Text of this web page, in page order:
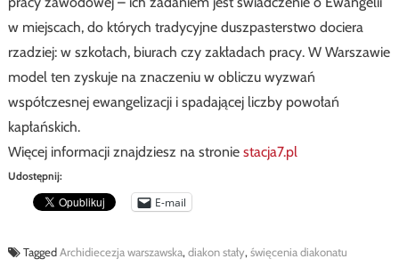
w miejscach, do których tradycyjne duszpasterstwo dociera
rzadziej: w szkołach, biurach czy zakładach pracy. W Warszawie
model ten zyskuje na znaczeniu w obliczu wyzwań
współczesnej ewangelizacji i spadającej liczby powołań
kapłańskich.
Więcej informacji znajdziesz na stronie stacja7.pl
Udostępnij:
E-mail
TaggedArchidiecezja warszawska, diakon stały, święcenia diakonatu